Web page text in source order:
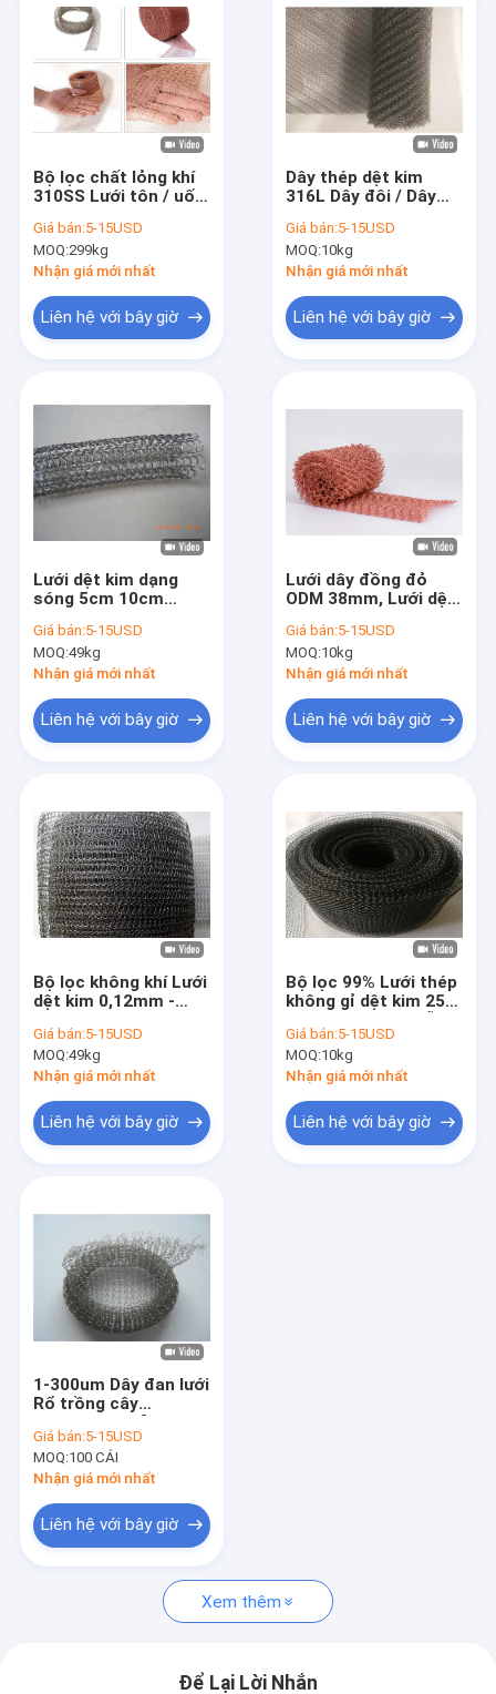
Hướng dẫn VR
Liên hệ chúng tôi
Tin tức
Lưới dệt kim
Vòng đệm lưới dệt kim
Lưới dệt kim nén
Máy giặt lưới thép
Bóng làm sạch bằng thép không gỉ
băng lưới dệt kim
Lưới dệt kim đồng
Lưới dệt
Mesh Pad Demister
Lưới nhôm
Lưới lọc nhôm
Bộ lọc lưới dệt kim
Bộ lọc chất lỏng khí
310SS Lưới tôn / uốn
0,28mm cho hệ
thống xả
Giá bán:5-15USD
MOQ:299kg
Nhận giá mới nhất
Liên hệ với bây giờ
Dây thép dệt kim
316L Dây đôi / Dây
0,18mm Dia 38mm để
cách nhiệt
Giá bán:5-15USD
MOQ:10kg
Nhận giá mới nhất
Liên hệ với bây giờ
Lưới dệt kim dạng
sóng 5cm 10cm
chất lỏng khí
Giá bán:5-15USD
MOQ:49kg
Nhận giá mới nhất
Liên hệ với bây giờ
Lưới dây đồng đỏ
ODM 38mm, Lưới dệt
cao
Giá bán:5-15USD
MOQ:10kg
Nhận giá mới nhất
Liên hệ với bây giờ
Bộ lọc không khí Lưới
dệt kim 0,12mm -
cơ học Được chứng
nhận ROHS
Giá bán:5-15USD
MOQ:49kg
Nhận giá mới nhất
Liên hệ với bây giờ
Bộ lọc 99% Lưới thép
không gỉ dệt kim 25-
Giá bán:5-15USD
MOQ:10kg
Nhận giá mới nhất
Liên hệ với bây giờ
1-300um Dây đan lưới
Rổ trồng cây
SUS304 cho vườn
hoa
Giá bán:5-15USD
MOQ:100 CÁI
Nhận giá mới nhất
Liên hệ với bây giờ
Xem thêm
Để Lại Lời Nhắn